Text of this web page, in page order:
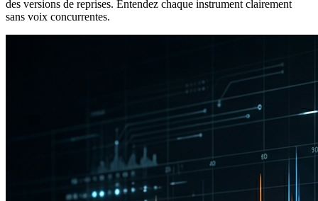
des versions de reprises. Entendez chaque instrument clairement
sans voix concurrentes.